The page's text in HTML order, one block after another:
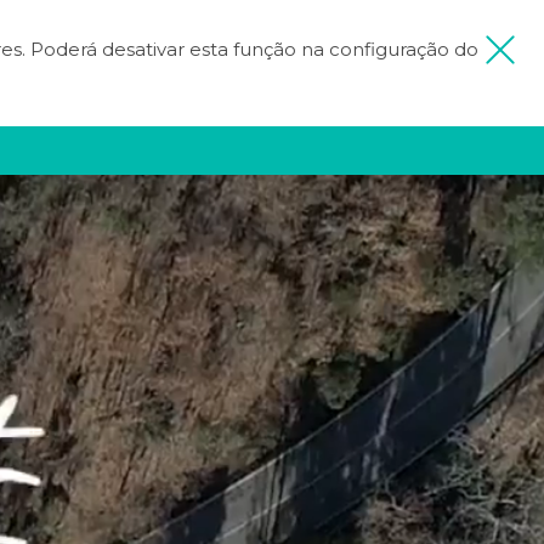
Poderá desativar esta função na configuração do